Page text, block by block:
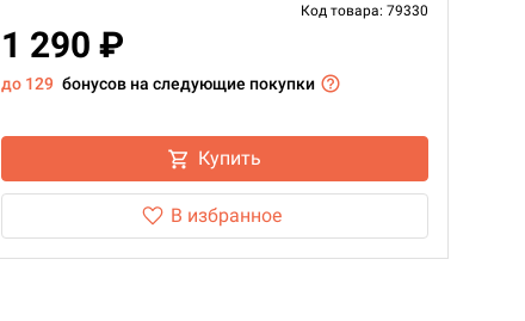
Код товара: 79330
1 290 ₽
до 129 бонусов на следующие покупки
Купить
В избранное